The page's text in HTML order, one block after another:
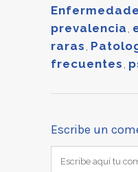
prevalencia
raras
frecuentes
Escribe un